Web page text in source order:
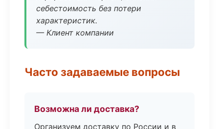
себестоимость без потери
характеристик.
— Клиент компании
Часто задаваемые вопросы
Возможна ли доставка?
Организуем доставку по России и в